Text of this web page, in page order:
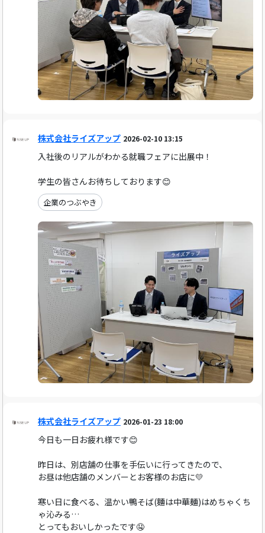
株式会社ライズアップ 2026-02-10 13:15
入社後のリアルがわかる就職フェアに出展中！
学生の皆さんお待ちしております😊
企業のつぶやき
株式会社ライズアップ 2026-01-23 18:00
今日も一日お疲れ様です😊
昨日は、別店舗の仕事を手伝いに行ってきたので、
お昼は他店舗のメンバーとお客様のお店に💛
寒い日に食べる、温かい鴨そば(麵は中華麺)はめちゃくち
ゃ沁みる…
とってもおいしかったです🤤